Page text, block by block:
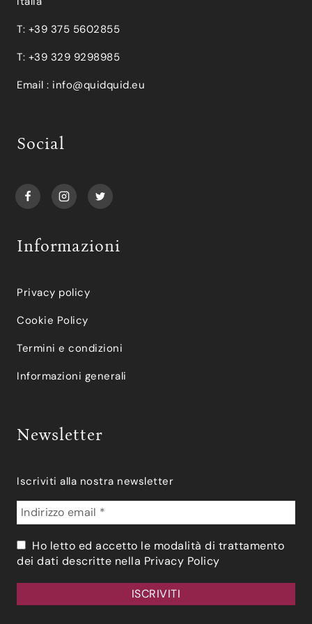
T: +39 375 5602855
T: +39 329 9298985
Email : info@quidquid.eu
Social
Informazioni
Privacy policy
Cookie Policy
Termini e condizioni
Informazioni generali
Newsletter
Iscriviti alla nostra newsletter
Ho letto ed accetto le modalità di trattamento
dei dati descritte nella Privacy Policy